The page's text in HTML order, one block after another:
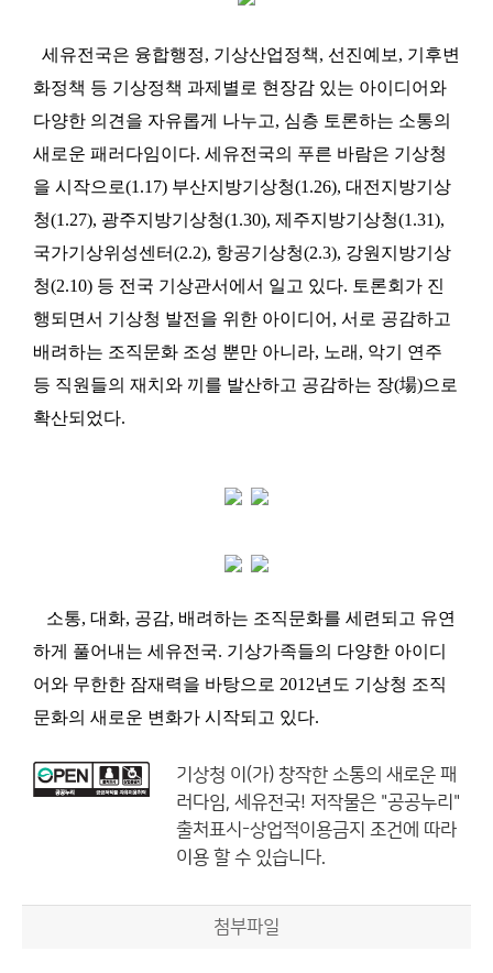
세유전국은 융합행정, 기상산업정책, 선진예보, 기후변
화정책 등 기상정책 과제별로 현장감 있는 아이디어와
다양한 의견을 자유롭게 나누고, 심층 토론하는 소통의
새로운 패러다임이다. 세유전국의 푸른 바람은 기상청
을 시작으로(1.17) 부산지방기상청(1.26), 대전지방기상
청(1.27), 광주지방기상청(1.30), 제주지방기상청(1.31),
국가기상위성센터(2.2), 항공기상청(2.3), 강원지방기상
청(2.10) 등 전국 기상관서에서 일고 있다. 토론회가 진
행되면서 기상청 발전을 위한 아이디어, 서로 공감하고
배려하는 조직문화 조성 뿐만 아니라, 노래, 악기 연주
등 직원들의 재치와 끼를 발산하고 공감하는 장(場)으로
확산되었다.
소통, 대화, 공감, 배려하는 조직문화를 세련되고 유연
하게 풀어내는 세유전국. 기상가족들의 다양한 아이디
어와 무한한 잠재력을 바탕으로 2012년도 기상청 조직
문화의 새로운 변화가 시작되고 있다.
기상청 이(가) 창작한 소통의 새로운 패
러다임, 세유전국! 저작물은 "공공누리"
출처표시-상업적이용금지 조건에 따라
이용 할 수 있습니다.
첨부파일